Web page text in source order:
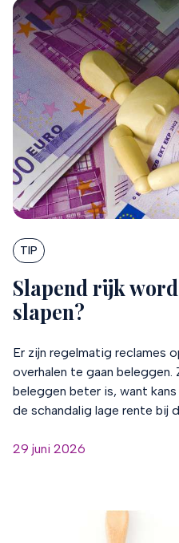
TIP
Slapend rijk
slapen?
Er zijn regelmatig reclames
overhalen te gaan beleggen.
beleggen beter is, want
de schandalig lage rente bij
29 juni 2026